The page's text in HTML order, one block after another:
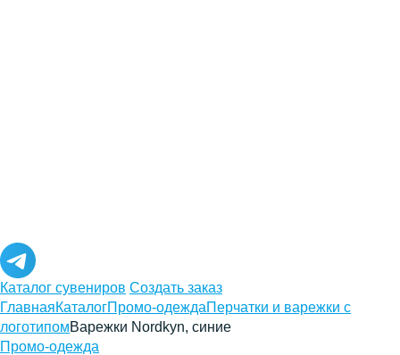
Каталог сувениров Создать заказ
ГлавнаяКаталогПромо-одеждаПерчатки и варежки с
логотипомВарежки Nordkyn, синие
Промо-одежда